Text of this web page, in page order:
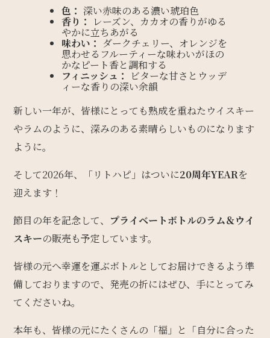
色： 深い赤味のある濃い琥珀色
香り： レーズン、カカオの香りがゆる
やかに立ちあがる
味わい： ダークチェリー、オレンジを
思わせるフルーティーな味わいがほの
かなピート香と調和する
フィニッシュ： ビターな甘さとウッデ
ィーな香りの深い余韻
新しい一年が、皆様にとっても熟成を重ねたウイスキー
やラムのように、深みのある素晴らしいものになります
ように。
そして2026年、「リトハピ」はついに20周年YEARを
迎えます！
節目の年を記念して、 プライベートボトルのラム＆ウイ
スキーの販売も予定しています。
皆様の元へ幸運を運ぶボトルとしてお届けできるよう準
備しておりますので、発売の折にはぜひ、手にとってみ
てくださいね。
本年も、皆様の元にたくさんの「福」と「自分に合った